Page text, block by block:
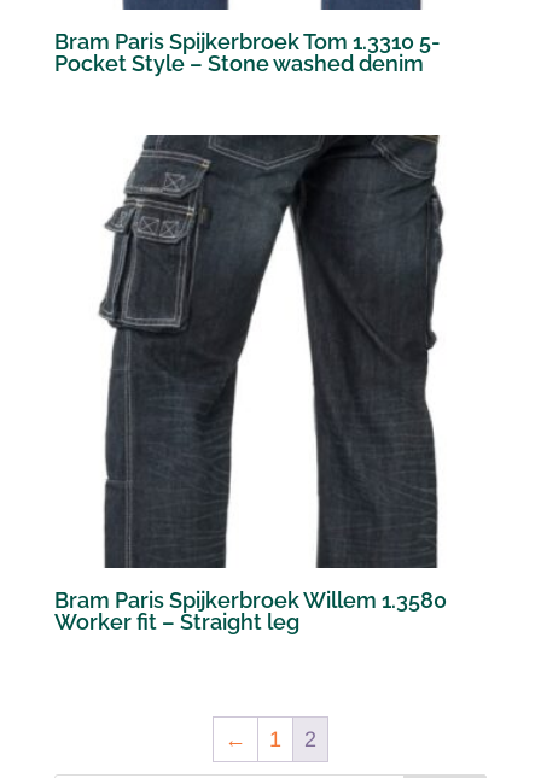
Bram Paris Spijkerbroek Tom 1.3310 5-
Pocket Style – Stone washed denim
Bram Paris Spijkerbroek Willem 1.3580
Worker fit – Straight leg
← 1 2